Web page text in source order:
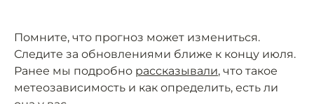
Помните, что прогноз может измениться.
Следите за обновлениями ближе к концу июля.
Ранее мы подробно рассказывали, что такое
метеозависимость и как определить, есть ли